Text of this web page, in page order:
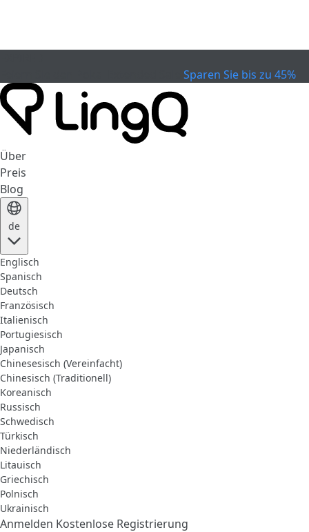
Sparen Sie bis zu 45%
Über
Preis
Blog
de
Englisch
Spanisch
Deutsch
Französisch
Italienisch
Portugiesisch
Japanisch
Chinesesisch (Vereinfacht)
Chinesisch (Traditionell)
Koreanisch
Russisch
Schwedisch
Türkisch
Niederländisch
Litauisch
Griechisch
Polnisch
Ukrainisch
Anmelden Kostenlose Registrierung